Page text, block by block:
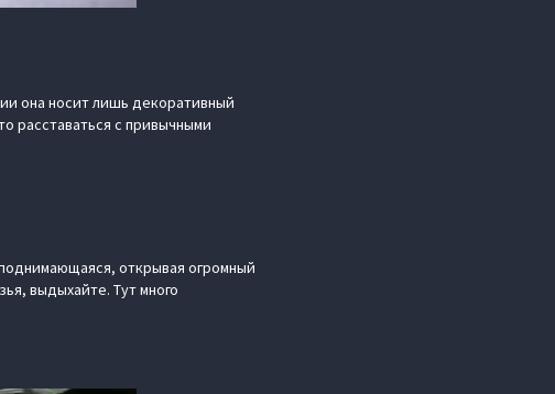
она носит лишь декоративный
расставаться с привычными
открывая огромный
выдыхайте. Тут много